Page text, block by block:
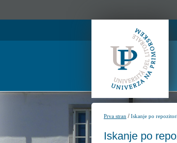
Prva stran /Iskanje po
Iskanje po